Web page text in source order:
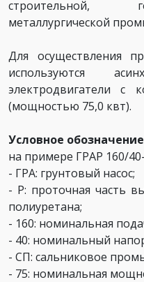
строительной,
металлургической
Для осуществления
используются
электродвигатели с
(мощностью 75,0 квт).
Условное обозначение
на примере ГРАР 160/
- ГРА: грунтовый насос;
- Р: проточная часть
полиуретана;
- 160: номинальная
- 40: номинальный
- СП: сальниковое
- 75: номинальная